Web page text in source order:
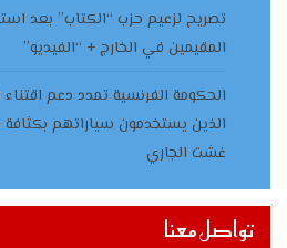
تصريح لزعيم حزب “الكتاب” بعد
المقيمين في الخارج + “الفيديو”
الحكومة الفرنسية تمدد دعم
غشت الجاري
تواصل معنا